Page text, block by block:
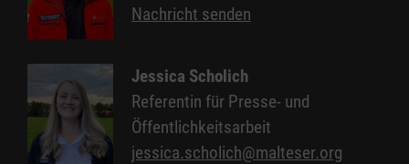
Nachricht senden
Jessica Scholich
Referentin für Presse- und
Öffentlichkeitsarbeit
jessica.scholich@malteser.org